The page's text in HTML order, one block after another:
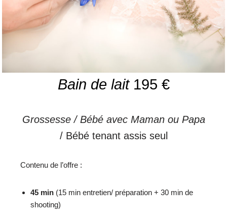
Bain de lait195 €
Grossesse / Bébé avec Maman ou Papa
/ Bébé tenant assis seul
Contenu de l’offre :
45 min(15 min entretien/ préparation + 30 min de
shooting)